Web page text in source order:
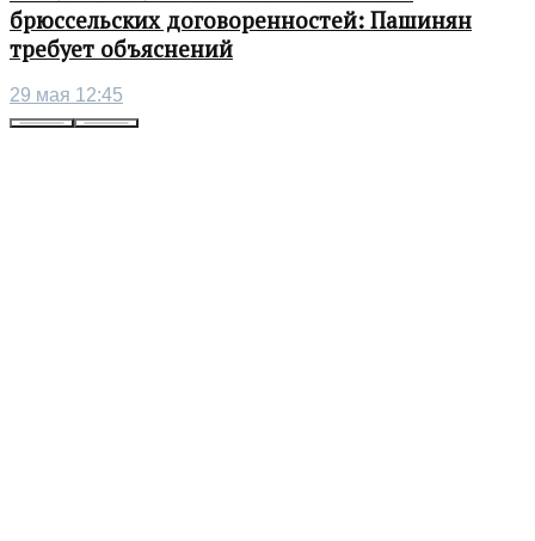
брюссельских договоренностей: Пашинян
требует объяснений
29 мая 12:45